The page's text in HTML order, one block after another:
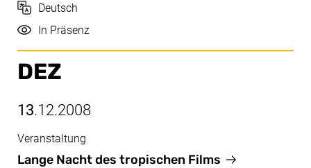
Sprache
Deutsch
Durchführung
In Präsenz
DEZ
13.12.2008
Dez, 13.12.2008
Lange Nacht des tropischen Films
Veranstaltung